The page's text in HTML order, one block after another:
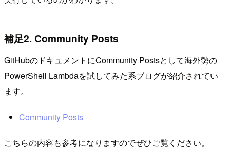
補足2. Community Posts
GitHubのドキュメントにCommunity Postsとして海外勢の
PowerShell Lambdaを試してみた系ブログが紹介されてい
ます。
Community Posts
こちらの内容も参考になりますのでぜひご覧ください。